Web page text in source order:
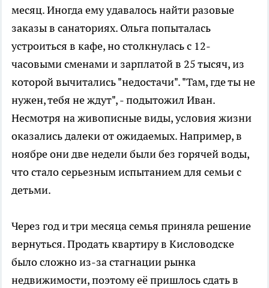
месяц. Иногда ему удавалось найти разовые
заказы в санаториях. Ольга попыталась
устроиться в кафе, но столкнулась с 12-
часовыми сменами и зарплатой в 25 тысяч, из
которой вычитались "недостачи". "Там, где ты не
нужен, тебя не ждут", - подытожил Иван.
Несмотря на живописные виды, условия жизни
оказались далеки от ожидаемых. Например, в
ноябре они две недели были без горячей воды,
что стало серьезным испытанием для семьи с
детьми.
Через год и три месяца семья приняла решение
вернуться. Продать квартиру в Кисловодске
было сложно из-за стагнации рынка
недвижимости, поэтому её пришлось сдать в